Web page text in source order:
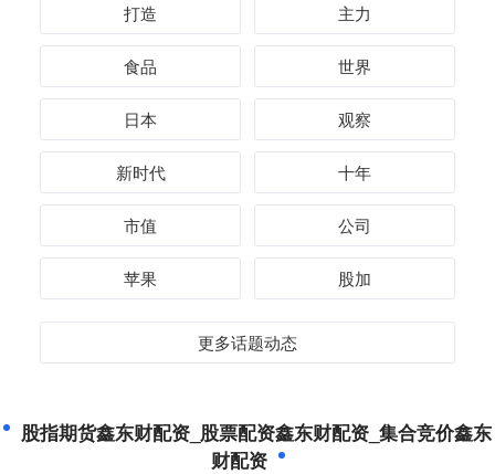
打造 主力
食品 世界
日本 观察
新时代 十年
市值 公司
苹果 股加
更多话题动态
股指期货鑫东财配资_股票配资鑫东财配资_集合竞价鑫东
财配资